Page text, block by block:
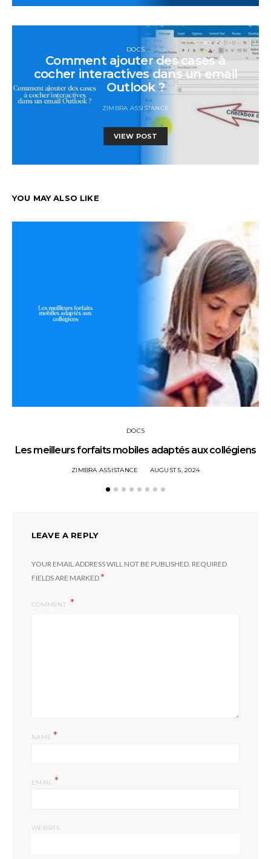
DOCS
Comment ajouter des cases à
cocher interactives dans un email
Outlook ?
ZIMBRA ASSISTANCE
VIEW POST
YOU MAY ALSO LIKE
DOCS
Les meilleurs forfaits mobiles adaptés aux collégiens
ZIMBRA ASSISTANCE AUGUST 5, 2024
LEAVE A REPLY
YOUR EMAIL ADDRESS WILL NOT BE PUBLISHED. REQUIRED
FIELDS ARE MARKED*
COMMENT
NAME*
EMAIL *
WEBSITE